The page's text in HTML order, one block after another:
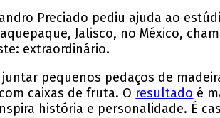
Preciado pediu ajuda ao
Jalisco, no México,
extraordinário.
pequenos pedaços de
caixas de fruta. O resultado é
história e personalidade. É